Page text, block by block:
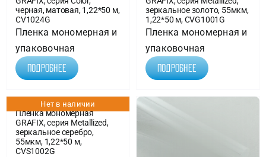
черная, матовая, 1,22*50 м,
CV1024G
Пленка мономерная и
упаковочная
Подробнее
зеркальное золото, 55мкм,
1,22*50 м, CVG1001G
Пленка мономерная и
упаковочная
Подробнее
Нет в наличии
Пленка мономерная
GRAFIX, серия Metallized,
зеркальное серебро,
55мкм, 1,22*50 м,
CVS1002G